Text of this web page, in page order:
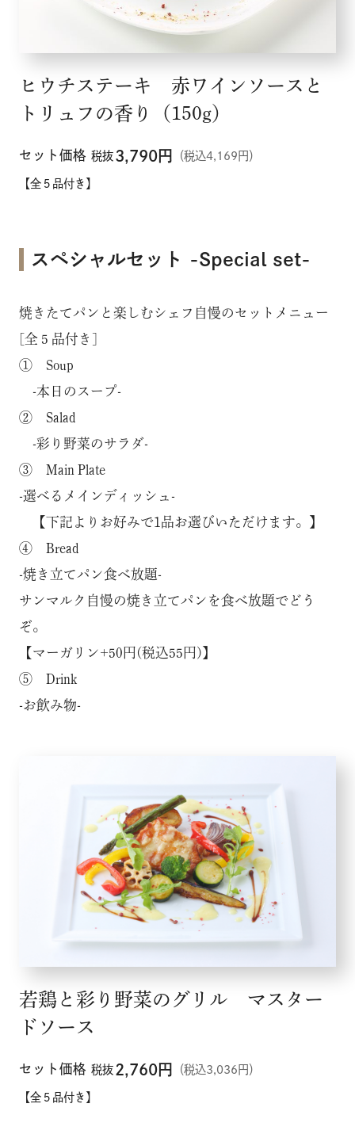
メニュー
ヒウチステーキ 赤ワインソースと
トリュフの香り（150g）
セット価格 税抜 3,790円 （税込4,169円）
【全５品付き】
スペシャルセット -Special set-
焼きたてパンと楽しむシェフ自慢のセットメニュー
[全５品付き]
① Soup
-本日のスープ-
② Salad
-彩り野菜のサラダ-
③ Main Plate
-選べるメインディッシュ-
【下記よりお好みで1品お選びいただけます。】
④ Bread
-焼き立てパン食べ放題-
サンマルク自慢の焼き立てパンを食べ放題でどう
ぞ。
【マーガリン+50円(税込55円)】
⑤ Drink
-お飲み物-
若鶏と彩り野菜のグリル マスター
ドソース
セット価格 税抜 2,760円 （税込3,036円）
【全５品付き】